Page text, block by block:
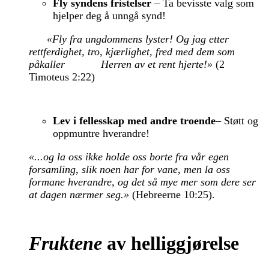
Fly syndens fristelser– Ta bevisste valg som
hjelper deg å unngå synd!
«Fly fra ungdommens lyster! Og jag etter
rettferdighet, tro, kjærlighet, fred med dem som
påkaller Herren av et rent hjerte!» (2
Timoteus 2:22)
Lev i fellesskap med andre troende– Støtt og
oppmuntre hverandre!
«...og la oss ikke holde oss borte fra vår egen
forsamling, slik noen har for vane, men la oss
formane hverandre, og det så mye mer som dere ser
at dagen nærmer seg.» (Hebreerne 10:25).
Fruktene av helliggjørelse